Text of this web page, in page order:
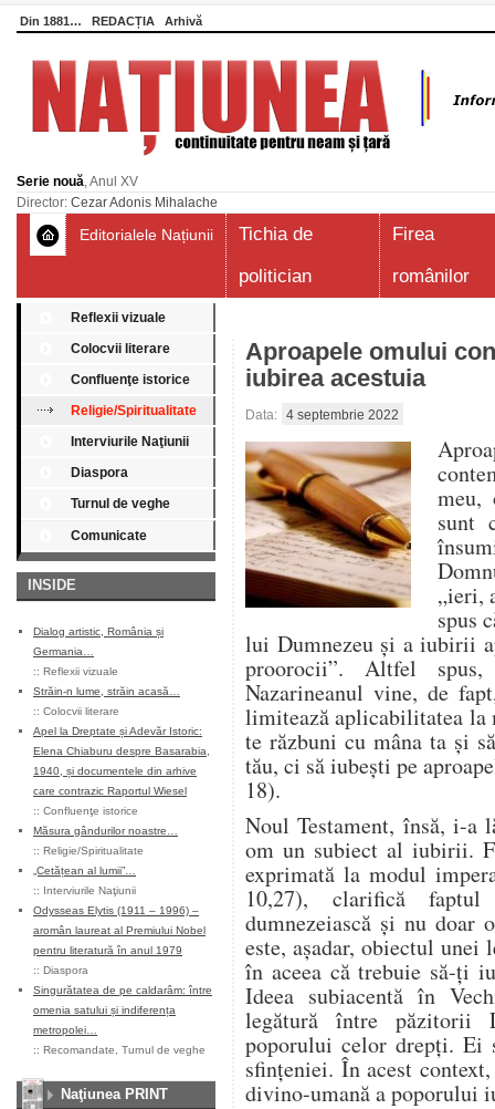
Din 1881… REDACȚIA Arhivă
Serie nouă, Anul XV
Director: Cezar Adonis Mihalache
Editorialele Națiunii
Tichia de
politician
Firea
românilor
Reflexii vizuale
Colocvii literare
Confluenţe istorice
Religie/Spiritualitate
Interviurile Naţiunii
Diaspora
Turnul de veghe
Comunicate
INSIDE
Dialog artistic, România și
Germania…
:: Reflexii vizuale
Străin-n lume, străin acasă…
:: Colocvii literare
Apel la Dreptate și Adevăr Istoric:
Elena Chiaburu despre Basarabia,
1940, și documentele din arhive
care contrazic Raportul Wiesel
:: Confluenţe istorice
Măsura gândurilor noastre…
:: Religie/Spiritualitate
„Cetățean al lumii”…
:: Interviurile Naţiunii
Odysseas Elytis (1911 – 1996) –
aromân laureat al Premiului Nobel
pentru literatură în anul 1979
:: Diaspora
Singurătatea de pe caldarâm: între
omenia satului și indiferența
metropolei…
:: Recomandate Turnul de veghe
Naţiunea PRINT
Aproapele omului
iubirea acestuia
Data: 4 septembrie 2022
meu,
sunt
„ieri,
spus
lui Dumnezeu şi a iubirii
proorocii”. Altfel
Nazarineanul vine, de
limitează aplicabilitatea la
te răzbuni cu mâna ta şi
tău, ci să iubeşti pe
18).
Noul Testament, însă, i-a
om un subiect al iubirii.
exprimată la modul
10,27), clarifică
dumnezeiască şi nu doar
este, aşadar, obiectul unei
în aceea că trebuie să-ţi
Ideea subiacentă în
legătură între păzitorii
poporului celor drepţi.
sfinţeniei. În acest
divino-umană a poporului